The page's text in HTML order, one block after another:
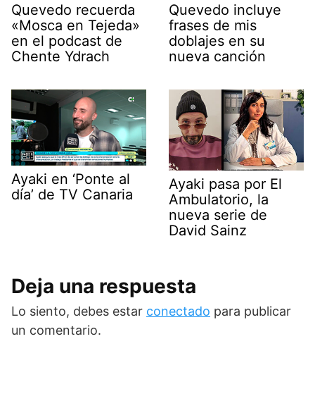
Quevedo recuerda
«Mosca en Tejeda»
en el podcast de
Chente Ydrach
Quevedo incluye
frases de mis
doblajes en su
nueva canción
Ayaki en ‘Ponte al
día’ de TV Canaria
Ayaki pasa por El
Ambulatorio, la
nueva serie de
David Sainz
Deja una respuesta
Lo siento, debes estar conectado para publicar
un comentario.